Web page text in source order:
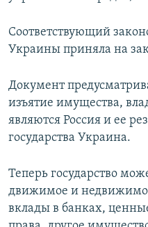
Соответствующий
Украины приняла на
Документ
изъятие имущества,
являются Россия и ее
государства Украина.
Теперь государство
движимое и
вклады в банках,